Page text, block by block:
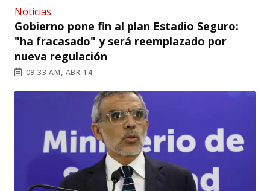
Noticias
Gobierno pone fin al plan Estadio Seguro:
"ha fracasado" y será reemplazado por
nueva regulación
09:33 AM, ABR 14